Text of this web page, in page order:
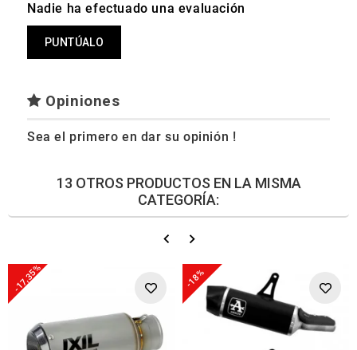
Nadie ha efectuado una evaluación
PUNTÚALO
Opiniones
Sea el primero en dar su opinión !
13 OTROS PRODUCTOS EN LA MISMA
CATEGORÍA:
-17,35% -18%